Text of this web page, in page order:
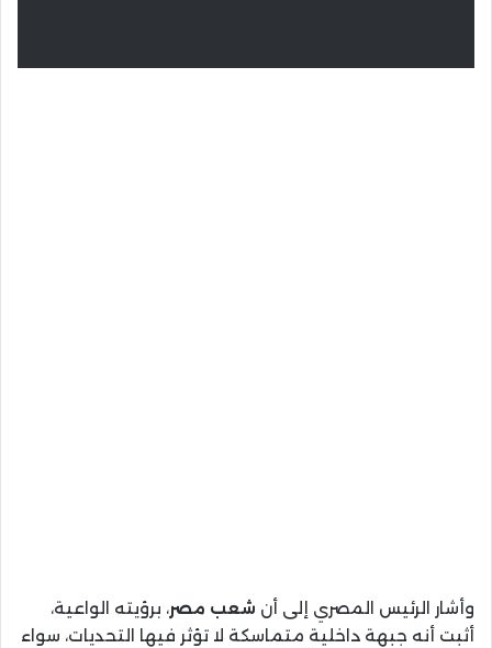
وأشار الرئيس المصري إلى أن شعب مصر، برؤيته الواعية،
أثبت أنه جبهة داخلية متماسكة لا تؤثر فيها التحديات، سواء